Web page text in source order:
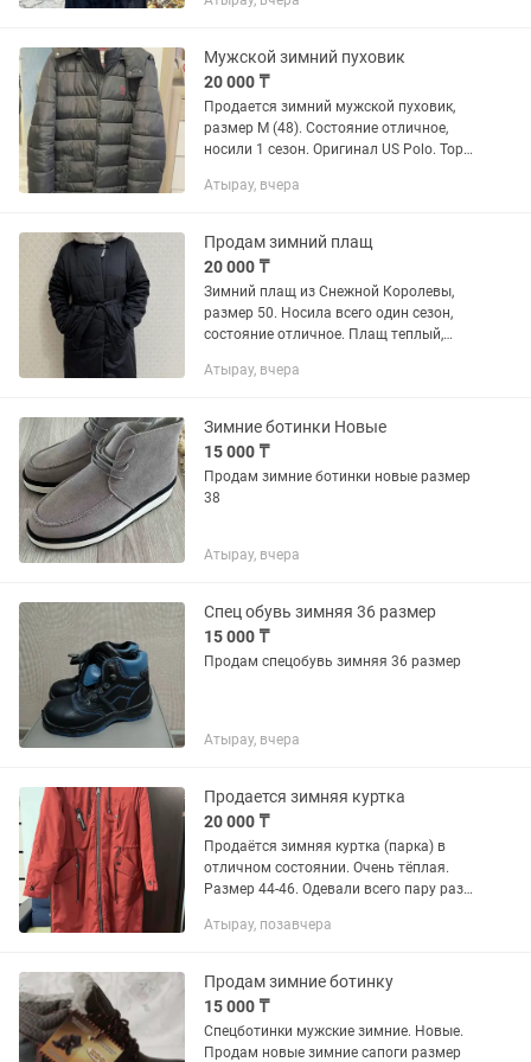
Блэкглама, капюшон из соболя
норки и соболя смотриться очень...
Мужской зимний пуховик
20 000 ₸
Продается зимний мужской пуховик,
размер М (48). Состояние отличное,
носили 1 сезон. Оригинал US Polo. Торг
Атырау, вчера
Продам зимний плащ
20 000 ₸
Зимний плащ из Снежной Королевы,
размер 50. Носила всего один сезон,
состояние отличное. Плащ теплый,
как похудела и теперь по размеру не
Атырау, вчера
Зимние ботинки Новые
15 000 ₸
Продам зимние ботинки новые размер
38
Атырау, вчера
Спец обувь зимняя 36 размер
15 000 ₸
Продам спецобувь зимняя 36 размер
Атырау, вчера
Продается зимняя куртка
20 000 ₸
Продаётся зимняя куртка (парка) в
отличном состоянии. Очень тёплая.
Размер 44-46. Одевали всего пару раз.
Атырау, позавчера
Продам зимние ботинку
15 000 ₸
Спецботинки мужские зимние. Новые.
Продам новые зимние сапоги размер